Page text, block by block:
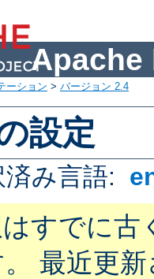
Apache
ーション > バージョン 2.4
設定
み言語:
すでに古
最近更